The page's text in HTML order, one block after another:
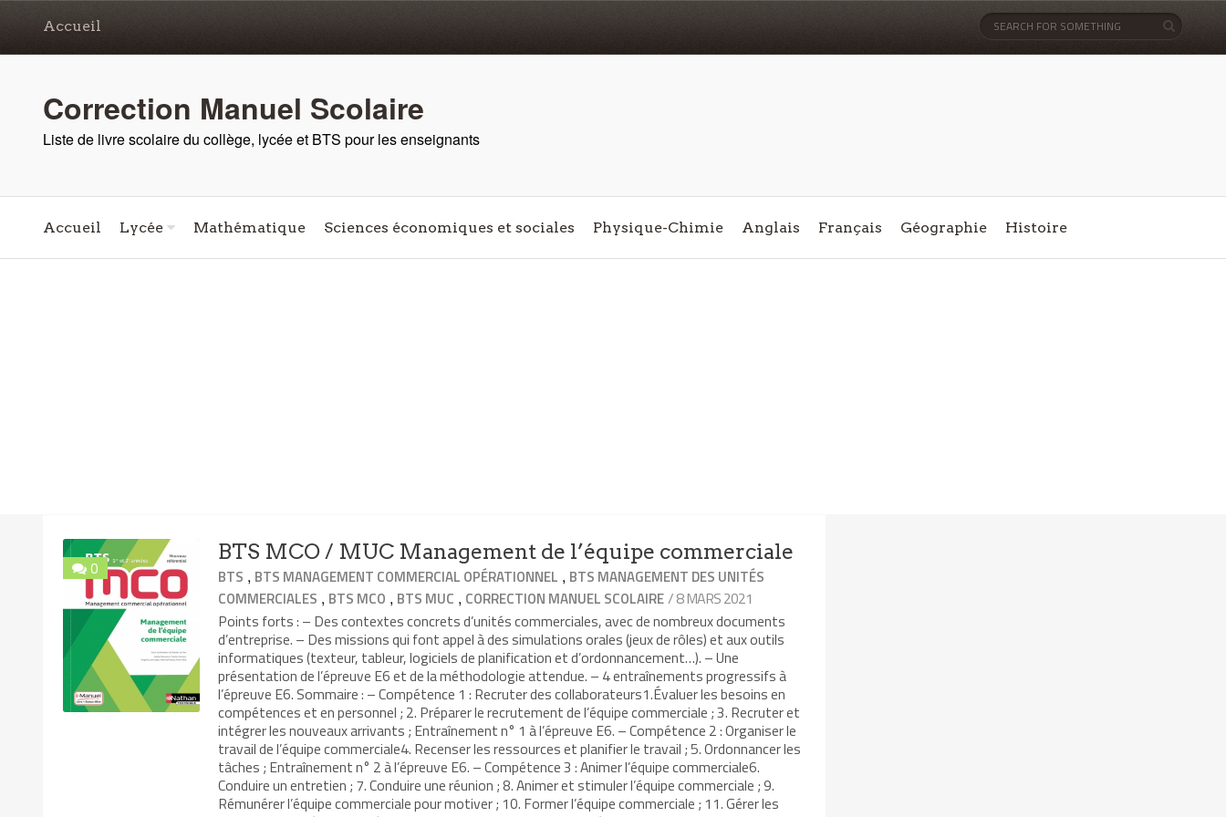
Accueil
Correction Manuel Scolaire
Liste de livre scolaire du collège, lycée et BTS pour les enseignants
Accueil Lycée Mathématique Sciences économiques et sociales Physique-Chimie Anglais Français Géographie Histoire
0
BTS MCO / MUC Management de l’équipe commerciale
BTS , BTS MANAGEMENT COMMERCIAL OPÉRATIONNEL , BTS MANAGEMENT DES UNITÉS
COMMERCIALES , BTS MCO , BTS MUC , CORRECTION MANUEL SCOLAIRE/ 8 MARS 2021
Points forts : – Des contextes concrets d’unités commerciales, avec de nombreux documents
d’entreprise. – Des missions qui font appel à des simulations orales (jeux de rôles) et aux outils
informatiques (texteur, tableur, logiciels de planification et d’ordonnancement…). – Une
présentation de l’épreuve E6 et de la méthodologie attendue. – 4 entraînements progressifs à
l’épreuve E6. Sommaire : – Compétence 1 : Recruter des collaborateurs1.Évaluer les besoins en
compétences et en personnel ; 2. Préparer le recrutement de l’équipe commerciale ; 3. Recruter et
intégrer les nouveaux arrivants ; Entraînement n° 1 à l’épreuve E6. – Compétence 2 : Organiser le
travail de l’équipe commerciale4. Recenser les ressources et planifier le travail ; 5. Ordonnancer les
tâches ; Entraînement n° 2 à l’épreuve E6. – Compétence 3 : Animer l’équipe commerciale6.
Conduire un entretien ; 7. Conduire une réunion ; 8. Animer et stimuler l’équipe commerciale ; 9.
Rémunérer l’équipe commerciale pour motiver ; 10. Former l’équipe commerciale ; 11. Gérer les